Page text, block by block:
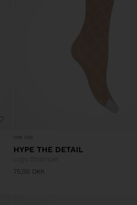
ONE SIZE
HYPE THE DETAIL
Logo Strømper
75,00 DKK